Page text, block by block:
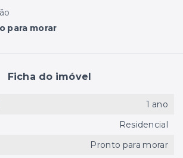
para morar
Ficha do imóvel
1 ano
Residencial
Pronto para morar